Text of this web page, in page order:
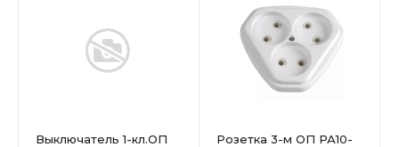
Выключатель 1-кл.ОП
Розетка 3-м ОП РА10-